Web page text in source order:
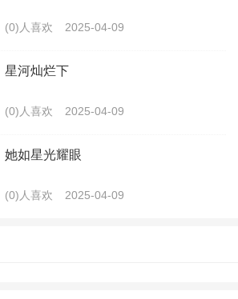
(0)人喜欢 2025-04-09
星河灿烂下
(0)人喜欢 2025-04-09
她如星光耀眼
(0)人喜欢 2025-04-09